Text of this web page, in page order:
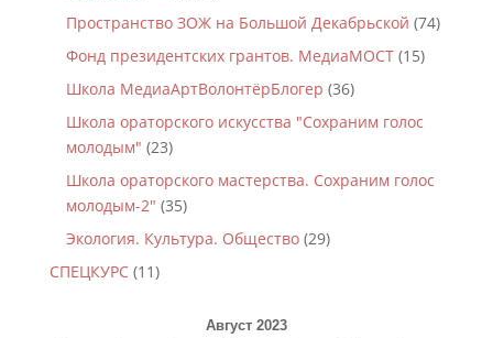
Пространство ЗОЖ на Большой Декабрьской (74)
Фонд президентских грантов. МедиаМОСТ(15)
Школа МедиаАртВолонтёрБлогер (36)
Школа ораторского искусства "Сохраним голос
молодым" (23)
Школа ораторского мастерства. Сохраним голос
молодым-2" (35)
Экология. Культура. Общество(29)
СПЕЦКУРС(11)
Август 2023